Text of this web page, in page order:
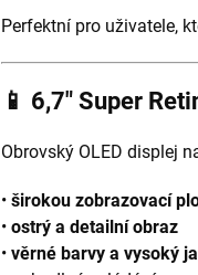
Perfektní pro uživatele,
📱 6,7″ Super
Obrovský OLED displej
• širokou zobrazovací
• ostrý a detailní obraz
• věrné barvy a vysoký